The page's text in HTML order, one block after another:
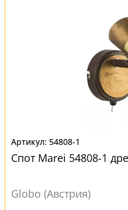
54808-1
Спот Marei 54808-1
Globo (Австрия)